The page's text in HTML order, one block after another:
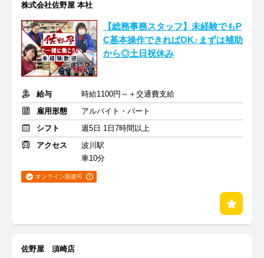
株式会社佐野屋 本社
【総務事務スタッフ】未経験でもP
C基本操作できればOK♪まずは補助
から◎土日祝休み
給与
時給1100円～＋交通費支給
雇用形態
アルバイト・パート
シフト
週5日 1日7時間以上
アクセス
波川駅
車10分
オンライン面接可
佐野屋 須崎店